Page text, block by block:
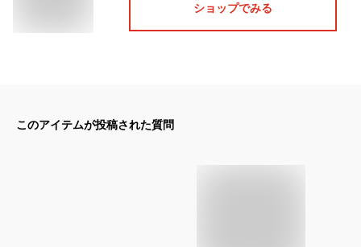
ショップでみる
このアイテムが投稿された質問